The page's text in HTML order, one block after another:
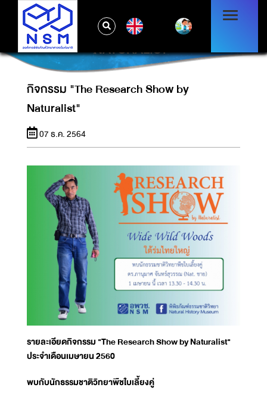
กิจกรรม "THE RESEARCH SHOW BY
NATURALIST"
กิจกรรม "The Research Show by
Naturalist"
07 ธ.ค. 2564
รายละเอียดกิจกรรม "The Research Show by Naturalist"
ประจำเดือนเมษายน 2560
พบกับนักธรรมชาติวิทยาพืชใบเลี้ยงคู่